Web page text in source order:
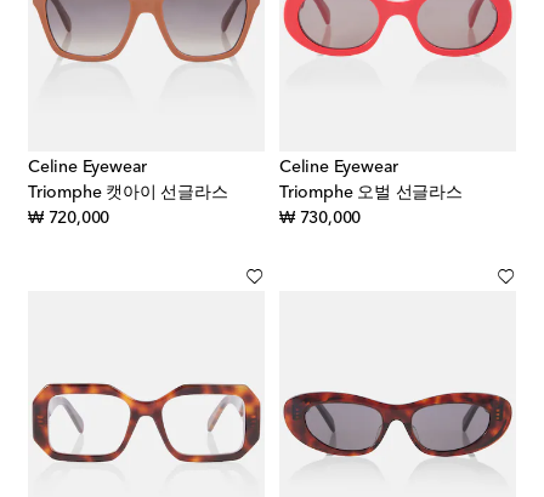
Celine Eyewear
Triomphe 캣아이 선글라스
₩ 720,000original price
Celine Eyewear
Triomphe 오벌 선글라스
₩ 730,000original price